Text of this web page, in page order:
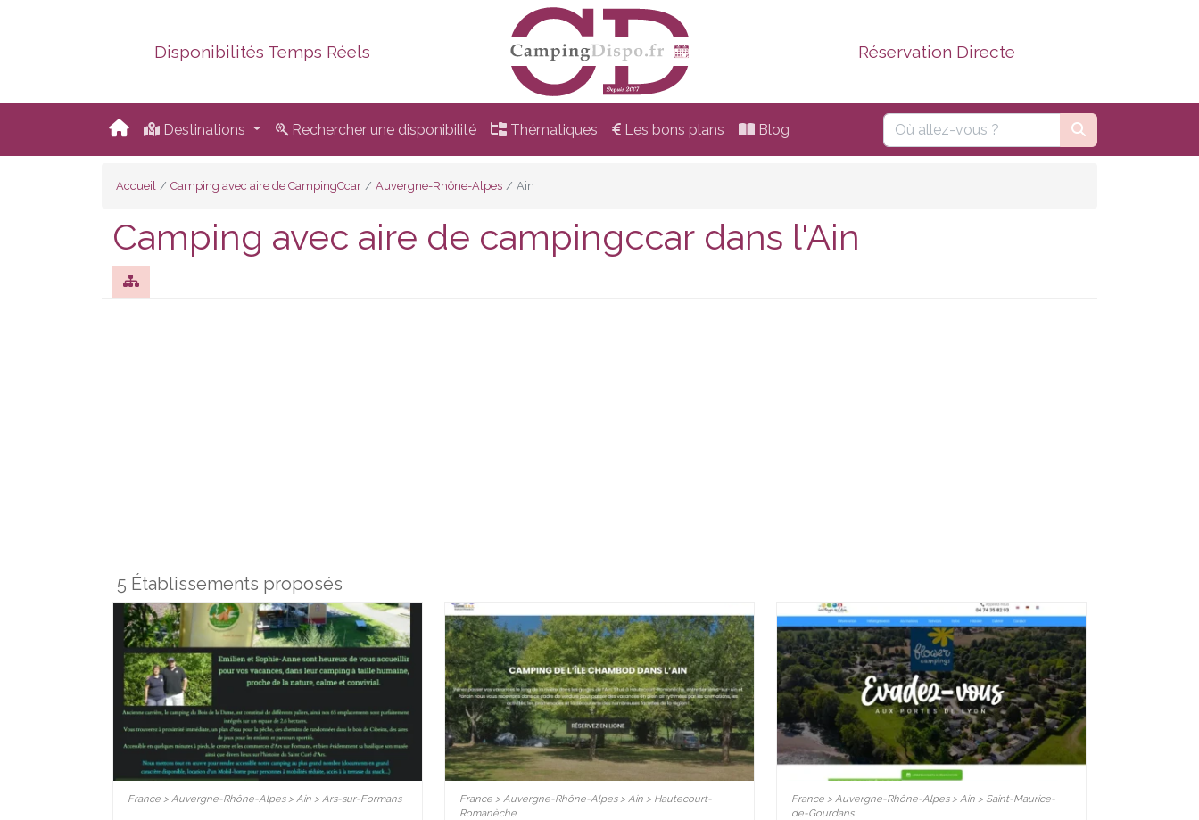
Disponibilités Temps Réels Réservation Directe
Destinations Rechercher une disponibilité Thématiques Les bons plans Blog
Accueil Camping avec aire de CampingCcar Auvergne-Rhône-Alpes Ain
Camping avec aire de campingccar dans l'Ain
5 Établissements proposés
France > Auvergne-Rhône-Alpes > Ain > Ars-sur-Formans
France > Auvergne-Rhône-Alpes > Ain > Hautecourt-
Romanèche
France > Auvergne-Rhône-Alpes > Ain > Saint-Maurice-
de-Gourdans